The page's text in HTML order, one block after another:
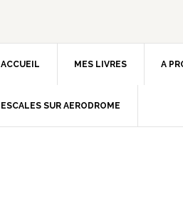
ACCUEIL MES LIVRES A
ESCALES SUR AERODROME